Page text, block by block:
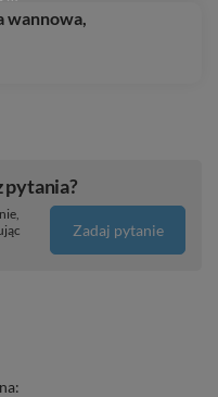
wannowa,
pytania?
Zadaj pytanie